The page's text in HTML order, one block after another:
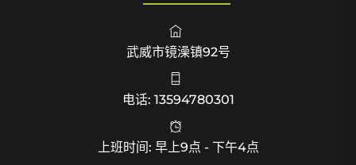
武威市镜澡镇92号
电话: 13594780301
上班时间: 早上9点 - 下午4点